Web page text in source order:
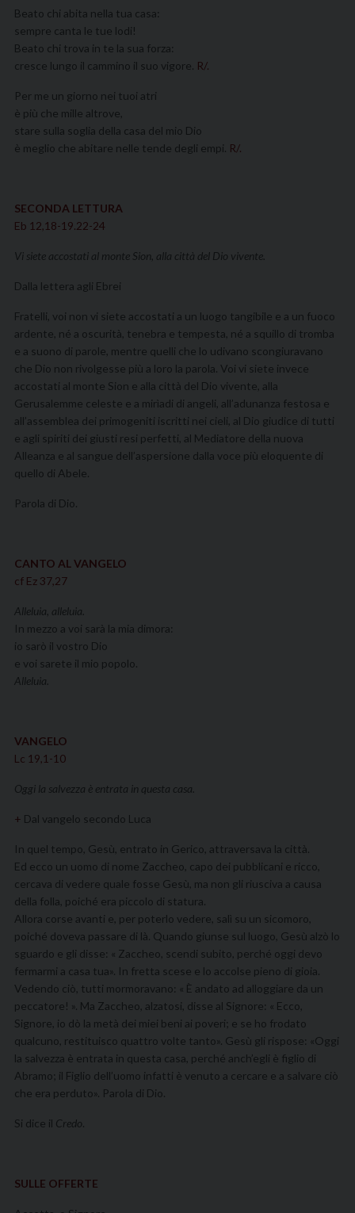
Beato chi abita nella tua casa:
sempre canta le tue lodi!
Beato chi trova in te la sua forza:
cresce lungo il cammino il suo vigore. R/.
Per me un giorno nei tuoi atri
è più che mille altrove,
stare sulla soglia della casa del mio Dio
è meglio che abitare nelle tende degli empi. R/.
SECONDA LETTURA
Eb 12,18-19.22-24
Vi siete accostati al monte Sion, alla città del Dio vivente.
Dalla lettera agli Ebrei
Fratelli, voi non vi siete accostati a un luogo tangibile e a un fuoco
ardente, né a oscurità, tenebra e tempesta, né a squillo di tromba
e a suono di parole, mentre quelli che lo udivano scongiuravano
che Dio non rivolgesse più a loro la parola. Voi vi siete invece
accostati al monte Sion e alla città del Dio vivente, alla
Gerusalemme cele­ste e a mirìadi di angeli, all’adunanza festosa e
all’as­semblea dei primogeniti iscritti nei cieli, al Dio giudice di tutti
e agli spiriti dei giusti resi perfetti, al Mediatore della nuova
Alleanza e al sangue dell’aspersione dalla voce più eloquente di
quello di Abele.
Parola di Dio.
CANTO AL VANGELO
cf Ez 37,27
Alleluia, alleluia.
In mezzo a voi sarà la mia dimora:
io sarò il vostro Dio
e voi sarete il mio popolo.
Alleluia.
VANGELO
Lc 19,1-10
Oggi la salvezza è entrata in questa casa.
+ Dal vangelo secondo Luca
In quel tempo, Gesù, entrato in Gerico, attraversava la città.
Ed ecco un uomo di nome Zaccheo, capo dei pubblicani e ricco,
cercava di vedere quale fosse Gesù, ma non gli riusciva a causa
della folla, poiché era piccolo di sta­tura.
Allora corse avanti e, per poterlo vedere, salì su un sico­moro,
poiché doveva passare di là. Quando giunse sul luogo, Gesù alzò lo
sguardo e gli dis­se: « Zaccheo, scendi subito, perché oggi devo
fermarmi a casa tua». In fretta scese e lo accolse pieno di gioia.
Vedendo ciò, tutti mormoravano: « È andato ad alloggia­re da un
peccatore! ». Ma Zaccheo, alzatosi, disse al Si­gnore: « Ecco,
Signore, io dò la metà dei miei beni ai po­veri; e se ho frodato
qualcuno, restituisco quattro volte tanto». Gesù gli rispose: «Oggi
la salvezza è entrata in questa casa, perché anch’egli è figlio di
Abramo; il Figlio dell’uomo infatti è venuto a cercare e a salvare ciò
che era perduto». Parola di Dio.
Si dice il Credo
SULLE OFFERTE